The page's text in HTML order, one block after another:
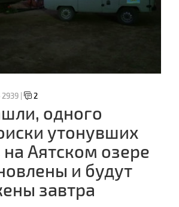
2939 | 2
одного
утонувших
Аятском озере
и будут
завтра